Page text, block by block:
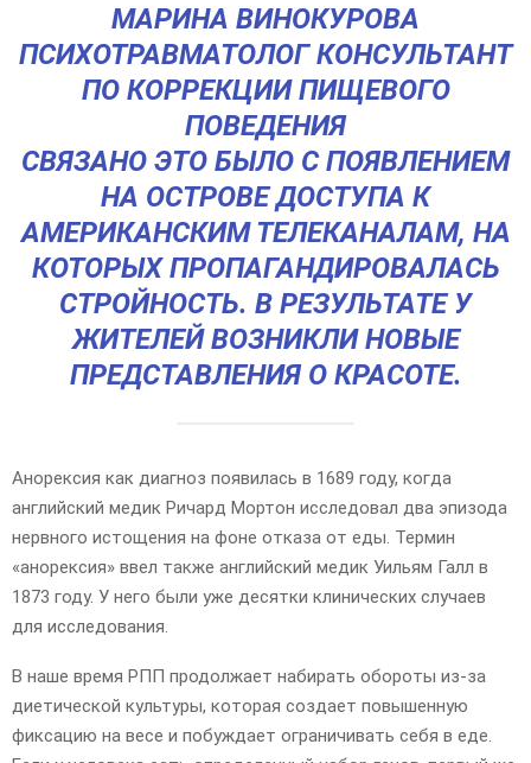
МАРИНА ВИНОКУРОВА
ПСИХОТРАВМАТОЛОГ КОНСУЛЬТАНТ
ПО КОРРЕКЦИИ ПИЩЕВОГО
ПОВЕДЕНИЯ
СВЯЗАНО ЭТО БЫЛО С ПОЯВЛЕНИЕМ
НА ОСТРОВЕ ДОСТУПА К
АМЕРИКАНСКИМ ТЕЛЕКАНАЛАМ, НА
КОТОРЫХ ПРОПАГАНДИРОВАЛАСЬ
СТРОЙНОСТЬ. В РЕЗУЛЬТАТЕ У
ЖИТЕЛЕЙ ВОЗНИКЛИ НОВЫЕ
ПРЕДСТАВЛЕНИЯ О КРАСОТЕ.
Анорексия как диагноз появилась в 1689 году, когда
английский медик Ричард Мортон исследовал два эпизода
нервного истощения на фоне отказа от еды. Термин
«анорексия» ввел также английский медик Уильям Галл в
1873 году. У него были уже десятки клинических случаев
для исследования.
В наше время РПП продолжает набирать обороты из-за
диетической культуры, которая создает повышенную
фиксацию на весе и побуждает ограничивать себя в еде.